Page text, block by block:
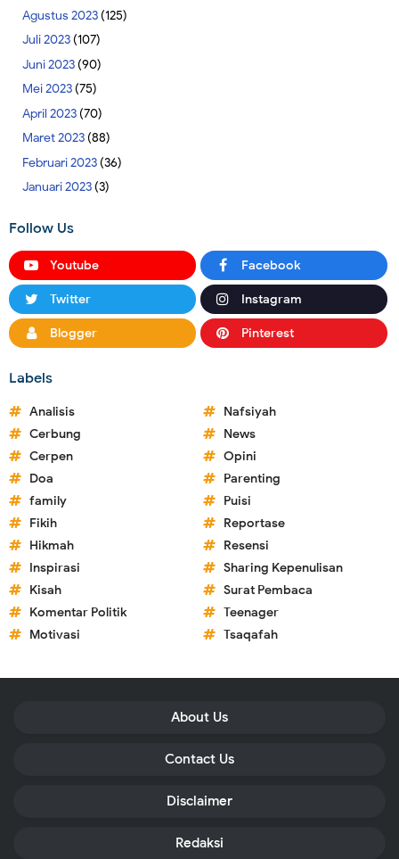
Agustus 2023(125)
Juli 2023(107)
Juni 2023(90)
Mei 2023(75)
April 2023(70)
Maret 2023(88)
Februari 2023(36)
Januari 2023(3)
Follow Us
Youtube Facebook
Twitter Instagram
Blogger Pinterest
Labels
Analisis
Cerbung
Cerpen
Doa
family
Fikih
Hikmah
Inspirasi
Kisah
Komentar Politik
Motivasi
Nafsiyah
News
Opini
Parenting
Puisi
Reportase
Resensi
Sharing Kepenulisan
Surat Pembaca
Teenager
Tsaqafah
About Us
Contact Us
Disclaimer
Redaksi